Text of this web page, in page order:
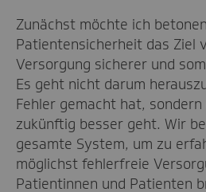
Zunächst möchte ich
Patientensicherheit das Ziel
Versorgung sicherer und
Es geht nicht darum
Fehler gemacht hat,
zukünftig besser geht. Wir
gesamte System, um zu
möglichst fehlerfreie
Patientinnen und Patienten